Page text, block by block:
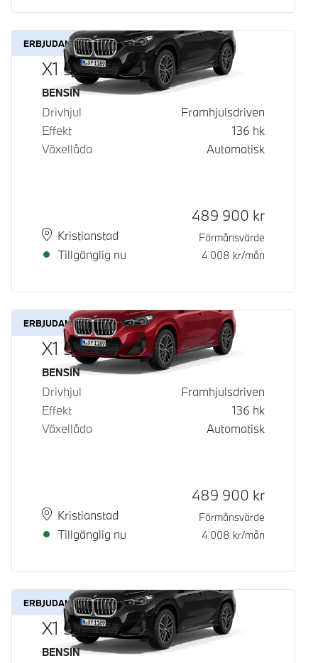
ERBJUDANDE
X1 sDrive18i
Bränsle
BENSIN
Drivhjul
Framhjulsdriven
Effekt
136 hk
Växellåda
Automatisk
PlatsKristianstad
Leveranstid
Tillgänglig nu
Kontantpris
489 900 kr
Förmånsvärde
4 008 kr/mån
ERBJUDANDE
X1 sDrive18i
Bränsle
BENSIN
Drivhjul
Framhjulsdriven
Effekt
136 hk
Växellåda
Automatisk
PlatsKristianstad
Leveranstid
Tillgänglig nu
Kontantpris
489 900 kr
Förmånsvärde
4 008 kr/mån
ERBJUDANDE
X1 sDrive18i
Bränsle
BENSIN